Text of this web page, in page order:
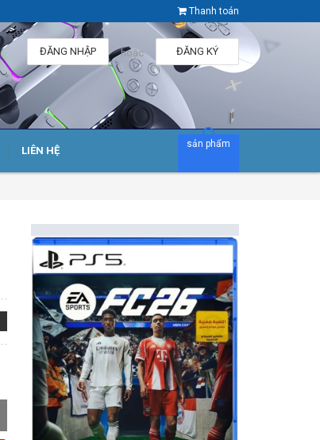
Thanh toán
ĐĂNG KÝ
hoặc
ĐĂNG NHẬP
LIÊN HỆ
sản phẩm